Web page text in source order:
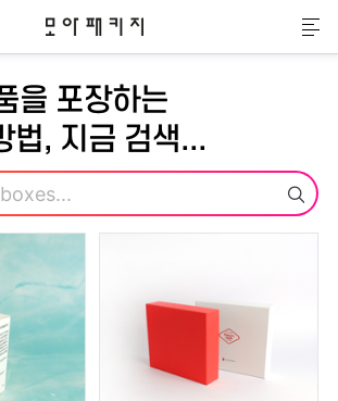
모아패키지
메
을 포장하는
법, 지금 검색...
검색